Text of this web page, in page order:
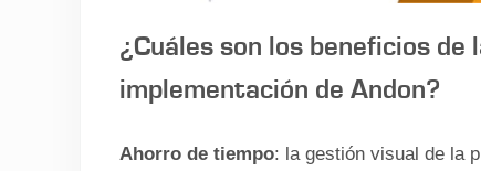
¿Cuáles son los beneficios
implementación de Andon?
Ahorro de tiempo: la gestión visual de la